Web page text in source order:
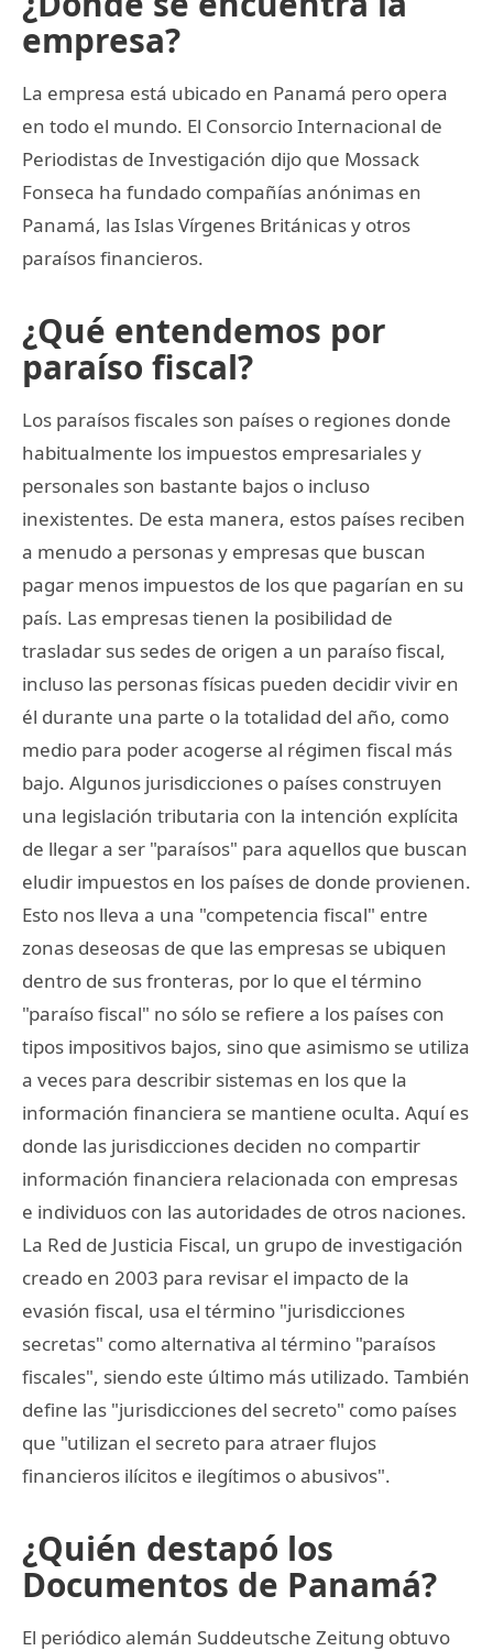
empresa?
La empresa está ubicado en Panamá pero opera
en todo el mundo. El Consorcio Internacional de
Periodistas de Investigación dijo que Mossack
Fonseca ha fundado compañías anónimas en
Panamá, las Islas Vírgenes Británicas y otros
paraísos financieros.
¿Qué entendemos por
paraíso fiscal?
Los paraísos fiscales son países o regiones donde
habitualmente los impuestos empresariales y
personales son bastante bajos o incluso
inexistentes. De esta manera, estos países reciben
a menudo a personas y empresas que buscan
pagar menos impuestos de los que pagarían en su
país. Las empresas tienen la posibilidad de
trasladar sus sedes de origen a un paraíso fiscal,
incluso las personas físicas pueden decidir vivir en
él durante una parte o la totalidad del año, como
medio para poder acogerse al régimen fiscal más
bajo. Algunos jurisdicciones o países construyen
una legislación tributaria con la intención explícita
de llegar a ser "paraísos" para aquellos que buscan
eludir impuestos en los países de donde provienen.
Esto nos lleva a una "competencia fiscal" entre
zonas deseosas de que las empresas se ubiquen
dentro de sus fronteras, por lo que el término
"paraíso fiscal" no sólo se refiere a los países con
tipos impositivos bajos, sino que asimismo se utiliza
a veces para describir sistemas en los que la
información financiera se mantiene oculta. Aquí es
donde las jurisdicciones deciden no compartir
información financiera relacionada con empresas
e individuos con las autoridades de otros naciones.
La Red de Justicia Fiscal, un grupo de investigación
creado en 2003 para revisar el impacto de la
evasión fiscal, usa el término "jurisdicciones
secretas" como alternativa al término "paraísos
fiscales", siendo este último más utilizado. También
define las "jurisdicciones del secreto" como países
que "utilizan el secreto para atraer flujos
financieros ilícitos e ilegítimos o abusivos".
¿Quién destapó los
Documentos de Panamá?
El periódico alemán Suddeutsche Zeitung obtuvo